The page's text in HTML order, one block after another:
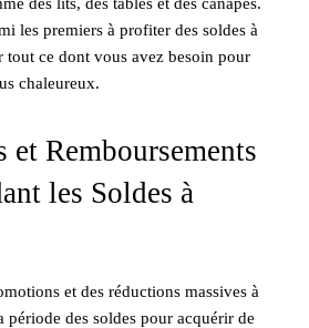
les premiers à profiter des soldes à
ce dont vous avez besoin pour
chaleureux.
et Remboursements
les Soldes à
et des réductions massives à
période des soldes pour acquérir de